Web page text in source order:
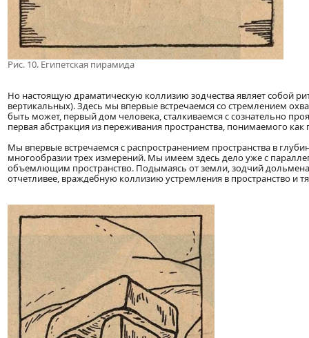
Рис. 10. Египетская пирамида
Но настоящую драматическую коллизию зодчества являет собой
вертикальных). Здесь мы впервые встречаемся со стремлением
быть может, первый дом человека, сталкиваемся с сознательно
первая абстракция из переживания пространства, понимаемого
Мы впервые встречаемся с распространением пространства в
многообразии трех измерений. Мы имеем здесь дело уже с
объемлющим пространство. Подымаясь от земли, зодчий
отчетливее, враждебную коллизию устремления в пространство и